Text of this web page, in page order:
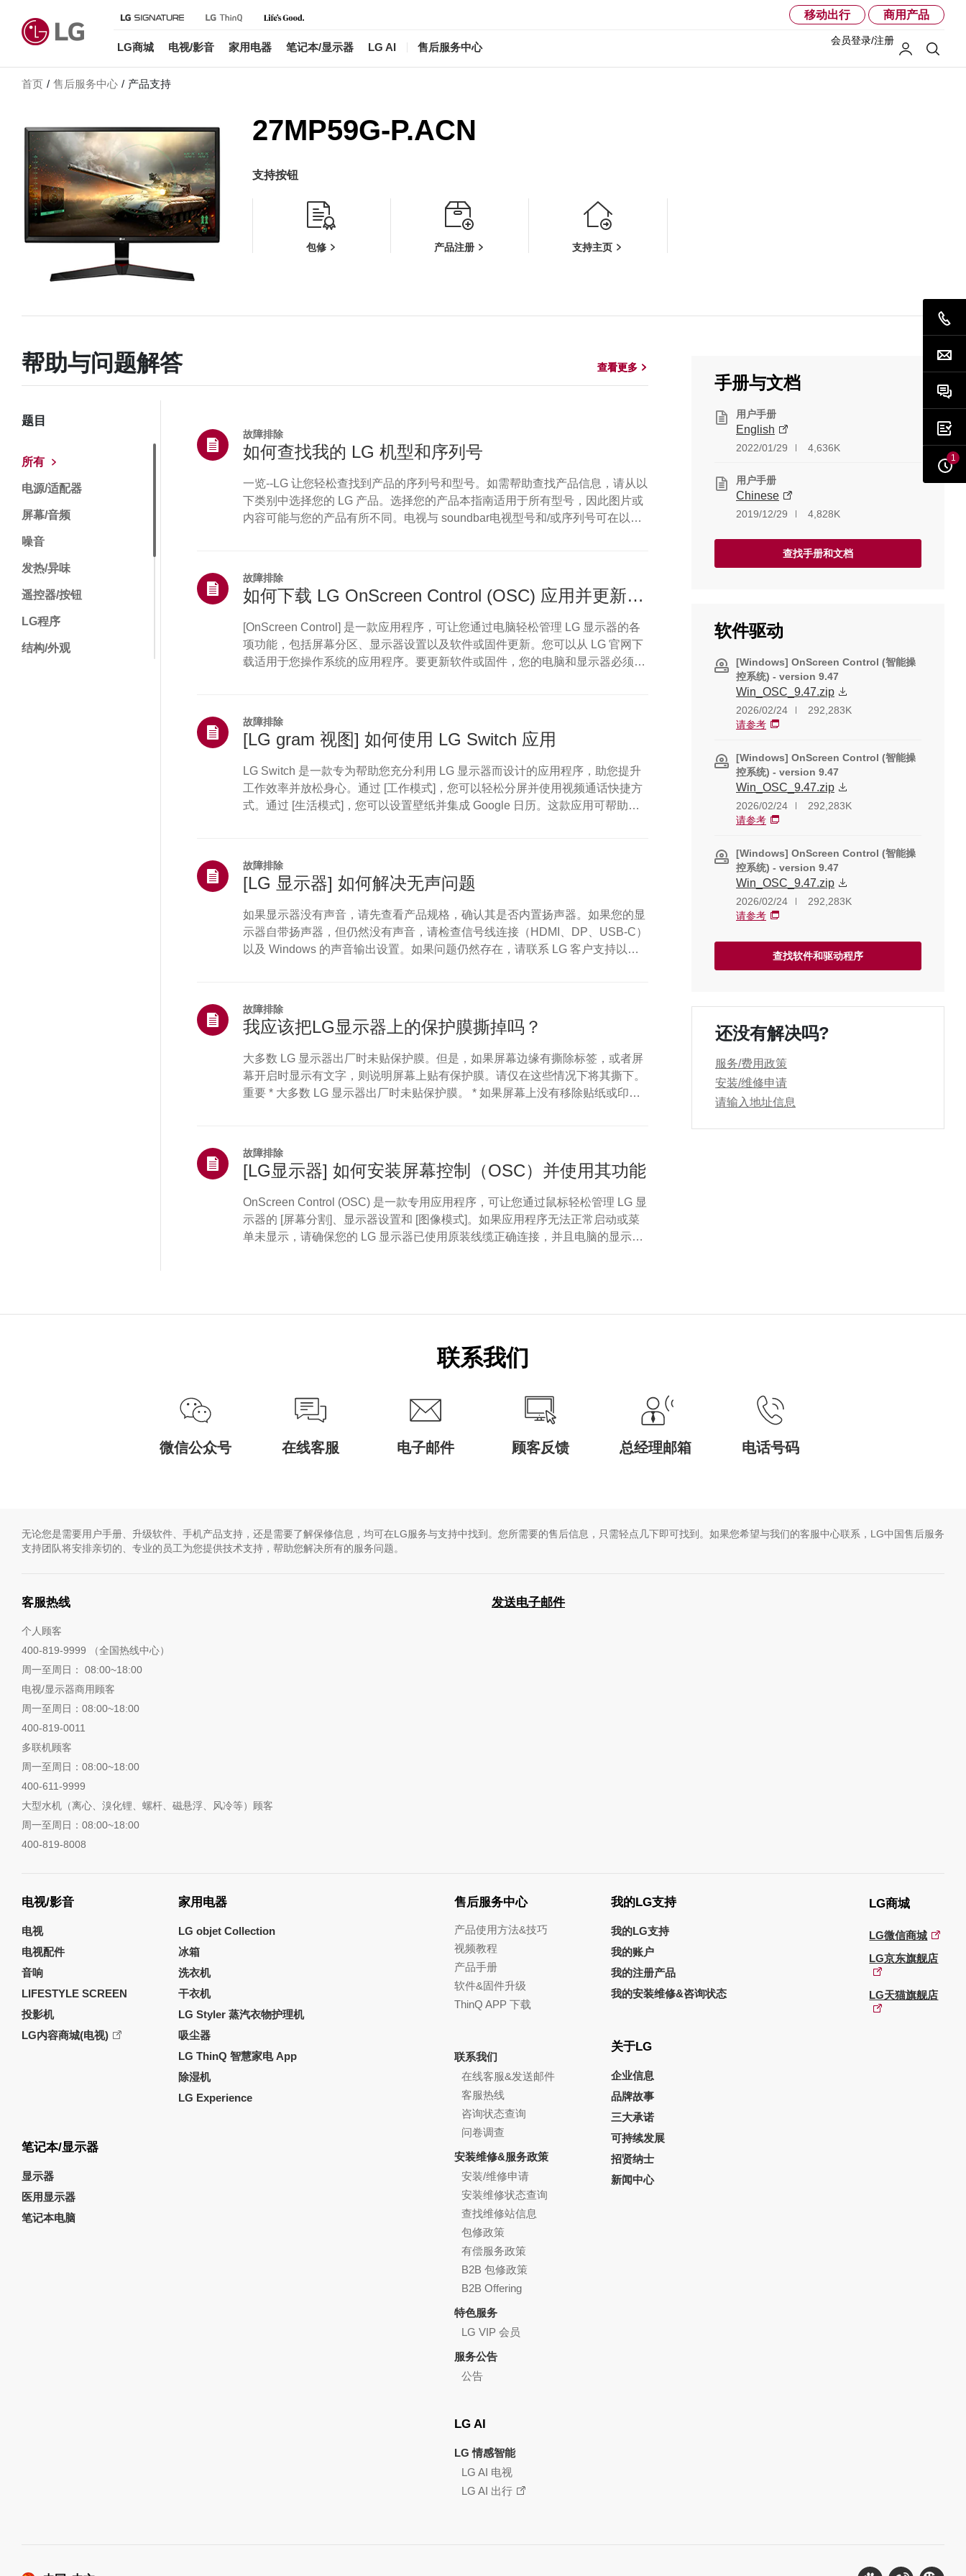
移动出行 商用产品
LG商城 电视/影音 家用电器 笔记本/显示器 LG AI 售后服务中心 我的LG
会员登录/注册
首页 售后服务中心 产品支持
27MP59G-P.ACN
支持按钮
包修 产品注册 支持主页
帮助与问题解答 查看更多
题目
所有
电源/适配器
屏幕/音频
噪音
发热/异味
遥控器/按钮
LG程序
结构/外观
故障排除
如何查找我的 LG 机型和序列号
一览--LG 让您轻松查找到产品的序列号和型号。如需帮助查找产品信息，请从以
下类别中选择您的 LG 产品。选择您的产品本指南适用于所有型号，因此图片或
内容可能与您的产品有所不同。电视与 soundbar电视型号和/或序列号可在以下
钮。”蓝光与DVD播放器型号和/或序列号可在以下位置找到：DVD 或蓝光播...
故障排除
如何下载 LG OnScreen Control (OSC) 应用并更新显示器软件或固件
[OnScreen Control] 是一款应用程序，可让您通过电脑轻松管理 LG 显示器的各
项功能，包括屏幕分区、显示器设置以及软件或固件更新。您可以从 LG 官网下
载适用于您操作系统的应用程序。要更新软件或固件，您的电脑和显示器必须通
------------------------- * 若需使用鼠标...
故障排除
[LG gram 视图] 如何使用 LG Switch 应用
LG Switch 是一款专为帮助您充分利用 LG 显示器而设计的应用程序，助您提升
工作效率并放松身心。通过 [工作模式]，您可以轻松分屏并使用视频通话快捷方
式。通过 [生活模式]，您可以设置壁纸并集成 Google 日历。这款应用可帮助您
置，例如亮度和对比度。 3. 休息时，将显示器用作日历或数码相...
故障排除
[LG 显示器] 如何解决无声问题
如果显示器没有声音，请先查看产品规格，确认其是否内置扬声器。如果您的显
示器自带扬声器，但仍然没有声音，请检查信号线连接（HDMI、DP、USB-C）
以及 Windows 的声音输出设置。如果问题仍然存在，请联系 LG 客户支持以获
能已损坏或未牢固连接。 * Windows 的声音输出设备可能设置为显示器以...
故障排除
我应该把LG显示器上的保护膜撕掉吗？
大多数 LG 显示器出厂时未贴保护膜。但是，如果屏幕边缘有撕除标签，或者屏
幕开启时显示有文字，则说明屏幕上贴有保护膜。请仅在这些情况下将其撕下。
重要 * 大多数 LG 显示器出厂时未贴保护膜。 * 如果屏幕上没有移除贴纸或印刷
坏。如何检查是否贴有保护膜？------------除非符合以下任一情况，否则请勿从屏
幕上撕下任何保护膜。...
故障排除
[LG显示器] 如何安装屏幕控制（OSC）并使用其功能
OnScreen Control (OSC) 是一款专用应用程序，可让您通过鼠标轻松管理 LG 显
示器的 [屏幕分割]、显示器设置和 [图像模式]。如果应用程序无法正常启动或菜
单未显示，请确保您的 LG 显示器已使用原装线缆正确连接，并且电脑的显示设
查看更多
手册与文档
用户手册
English
2022/01/29 4,636K
用户手册
Chinese
2019/12/29 4,828K
查找手册和文档
软件驱动
[Windows] OnScreen Control (智能操
控系统) - version 9.47
Win_OSC_9.47.zip
2026/02/24
292,283K
请参考
[Windows] OnScreen Control (智能操
控系统) - version 9.47
Win_OSC_9.47.zip
2026/02/24
292,283K
请参考
[Windows] OnScreen Control (智能操
控系统) - version 9.47
Win_OSC_9.47.zip
2026/02/24
292,283K
请参考
查找软件和驱动程序
还没有解决吗?
服务/费用政策
安装/维修申请
请输入地址信息
联系我们
微信公众号 在线客服 电子邮件 顾客反馈 总经理邮箱 电话号码
1
无论您是需要用户手册、升级软件、手机产品支持，还是需要了解保修信息，均可在LG服务与支持中找到。您所需要的售后信息，只需轻点几下即可找到。如果您希望与我们的客服中心联系，LG中国售后服务
支持团队将安排亲切的、专业的员工为您提供技术支持，帮助您解决所有的服务问题。
客服热线
个人顾客
400-819-9999 （全国热线中心）
周一至周日： 08:00~18:00
电视/显示器商用顾客
周一至周日：08:00~18:00
400-819-0011
多联机顾客
周一至周日：08:00~18:00
400-611-9999
大型水机（离心、溴化锂、螺杆、磁悬浮、风冷等）顾客
周一至周日：08:00~18:00
400-819-8008
发送电子邮件
电视/影音
电视
电视配件
音响
LIFESTYLE SCREEN
投影机
LG内容商城(电视)
家用电器
LG objet Collection
冰箱
洗衣机
干衣机
LG Styler 蒸汽衣物护理机
吸尘器
LG ThinQ 智慧家电 App
除湿机
LG Experience
笔记本/显示器
显示器
医用显示器
笔记本电脑
售后服务中心
产品使用方法&技巧
视频教程
产品手册
软件&固件升级
ThinQ APP 下载
联系我们
在线客服&发送邮件
客服热线
咨询状态查询
问卷调查
安装维修&服务政策
安装/维修申请
安装维修状态查询
查找维修站信息
包修政策
有偿服务政策
B2B 包修政策
B2B Offering
特色服务
LG VIP 会员
服务公告
公告
LG AI
LG 情感智能
LG AI 电视
LG AI 出行
我的LG支持
我的LG支持
我的账户
我的注册产品
我的安装维修&咨询状态
关于LG
企业信息
品牌故事
三大承诺
可持续发展
招贤纳士
新闻中心
LG商城
LG微信商城
LG京东旗舰店
LG天猫旗舰店